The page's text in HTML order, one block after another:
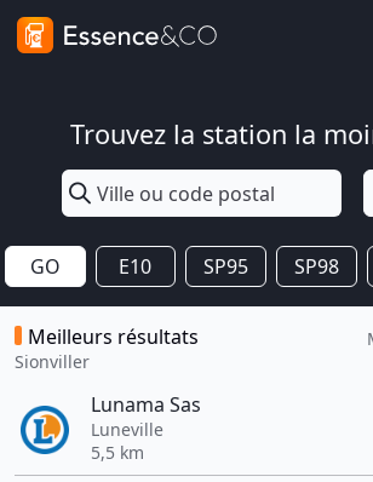
Trouvez la station la
GO E10 SP95 SP98
Meilleurs résultats
Sionviller
Lunama Sas
Luneville
5,5 km